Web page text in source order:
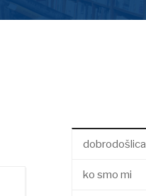
dobrodošlica
ko smo mi